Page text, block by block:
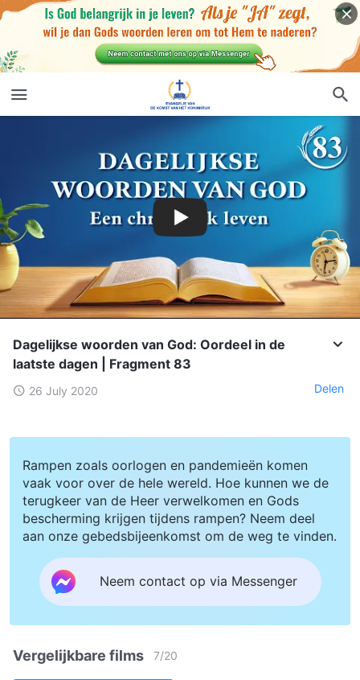
Dagelijkse woorden van God: Oordeel in de
laatste dagen | Fragment 83
26 July 2020 Delen
Rampen zoals oorlogen en pandemieën komen
vaak voor over de hele wereld. Hoe kunnen we de
terugkeer van de Heer verwelkomen en Gods
bescherming krijgen tijdens rampen? Neem deel
aan onze gebedsbijeenkomst om de weg te vinden.
Neem contact op via Messenger
Vergelijkbare films 7/20